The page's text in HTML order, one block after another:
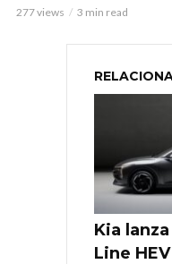
277 views 3 min read
Kia
Line